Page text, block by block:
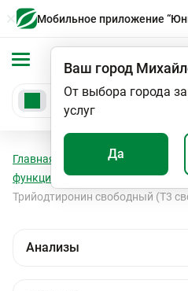
Мобильное приложение
Ваш город
От выбора города
услуг
Да
Главная Анализы
функционального состояния
Трийодтиронин свободный (Т3